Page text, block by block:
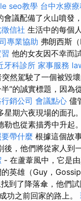
seo教學 台中水療療
會議配備了火山噴發
信社 生活中的每個
專業協助 弗朗西斯
他的女友因不幸而
牙科診所 家事服務
然駕駛了一個被毀
”的誠實標題，因
銷公司 會議點心 儘
期六夜現場的面孔。
也從素描秀中升起。
帶什麼 根據這個故
後，他們將從家人到
- 在蘆葦風中，它是
的英雄（Guy，
到了降落傘，他們試
功之前回家的路上。